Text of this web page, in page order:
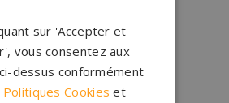
partenairesen France
sur 'Accepter et
vous consentez aux
dessus conformément
Politiques Cookies et